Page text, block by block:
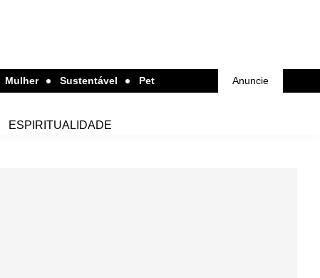
Mulher Sustentável Pet Anuncie
ESPIRITUALIDADE